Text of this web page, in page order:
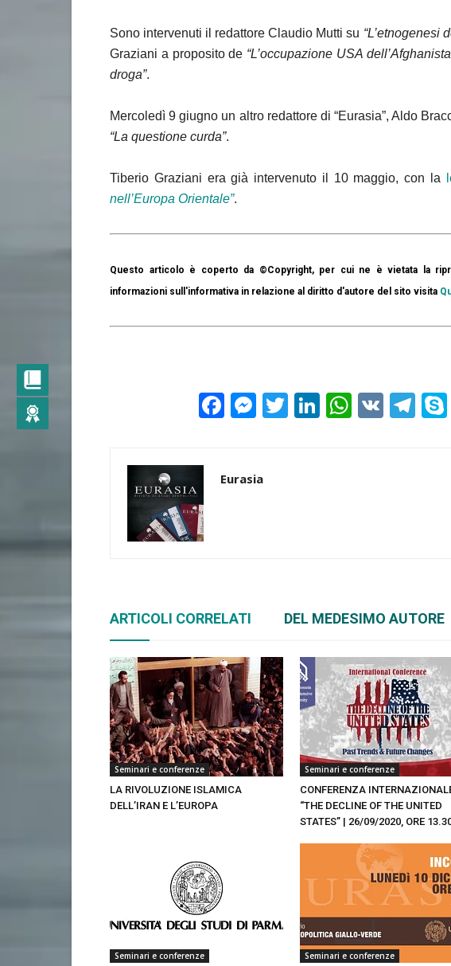
Sono intervenuti il redattore Claudio Mutti su “L’etnogenesi
Graziani a proposito de “L’occupazione USA
droga”.
Mercoledì 9 giugno un altro redattore di “Eurasia”, Aldo
“La questione curda”.
Tiberio Graziani era già intervenuto il 10 maggio, con la
nell’Europa Orientale”.
Questo articolo è coperto da ©Copyright, per cui ne è vietata la
informazioni sull'informativa in relazione al diritto d'autore del sito visita
Facebook
Messenger
TwitterLinkedIn
VK
Eurasia
ARTICOLI CORRELATI DEL MEDESIMO AUTORE
Seminari e conferenze
LA RIVOLUZIONE ISLAMICA
DELL’IRAN E L’EUROPA
Seminari e conferenze
CONFERENZA
“THE DECLINE OF THE UNITED
STATES” | 26/09/2020, ORE
Seminari e conferenze Seminari e conferenze